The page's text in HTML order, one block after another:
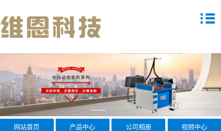
网站首页 产品中心 公司相册 视频中心